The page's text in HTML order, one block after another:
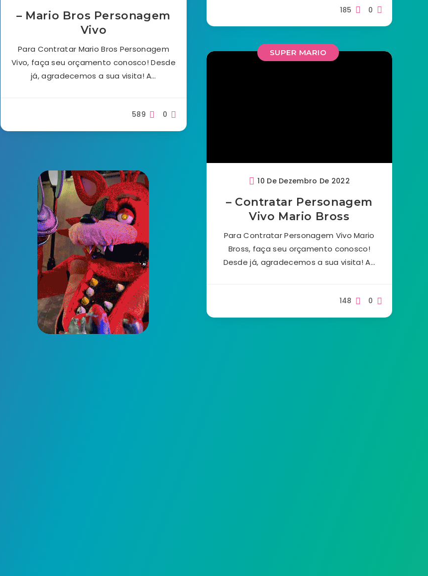
– Mario Bros Personagem
Vivo
Para Contratar Mario Bros Personagem
Vivo, faça seu orçamento conosco! Desde
já, agradecemos a sua visita! A…
0
589
0
185
SUPER MARIO
10 De Dezembro De 2022
– Contratar Personagem
Vivo Mario Bross
Para Contratar Personagem Vivo Mario
Bross, faça seu orçamento conosco!
Desde já, agradecemos a sua visita! A…
0
148